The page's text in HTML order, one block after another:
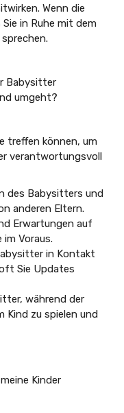
Wenn die
in Ruhe mit dem
Babysitter
umgeht?
treffen können, um
verantwortungsvoll
des Babysitters und
anderen Eltern.
Erwartungen auf
im Voraus.
in Kontakt
Sie Updates
während der
Kind zu spielen und
Kinder